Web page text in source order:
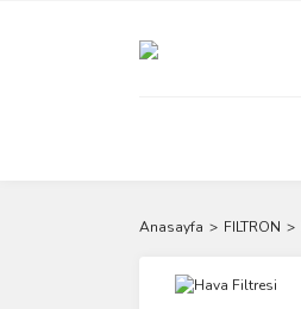
Anasayfa FILTRON